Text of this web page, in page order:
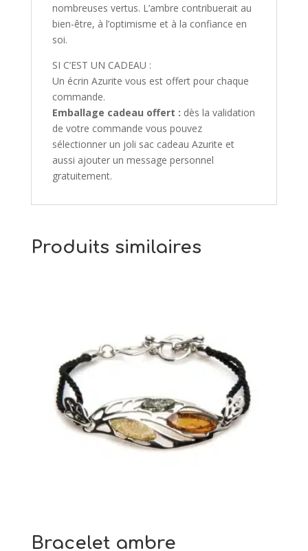
nombreuses vertus. L’ambre contribuerait au
bien-être, à l’optimisme et à la confiance en
soi.
SI C’EST UN CADEAU :
Un écrin Azurite vous est offert pour chaque
commande.
Emballage cadeau offert : dès la validation
de votre commande vous pouvez
sélectionner un joli sac cadeau Azurite et
aussi ajouter un message personnel
gratuitement.
Produits similaires
Bracelet ambre